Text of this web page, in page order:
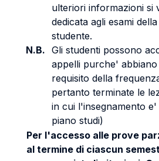
ulteriori informazioni si
dedicata agli esami
studente.
N.B. Gli studenti possono
appelli purche'
requisito della
pertanto terminate le
in cui l'insegnamento
piano studi)
Per l'accesso alle prove
al termine di ciascun